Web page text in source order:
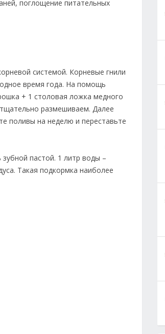
поглощение питательных
системой. Корневые гнили
время года. На помощь
+ 1 столовая ложка медного
размешиваем. Далее
поливы на неделю и переставьте
пастой. 1 литр воды –
Такая подкормка наиболее